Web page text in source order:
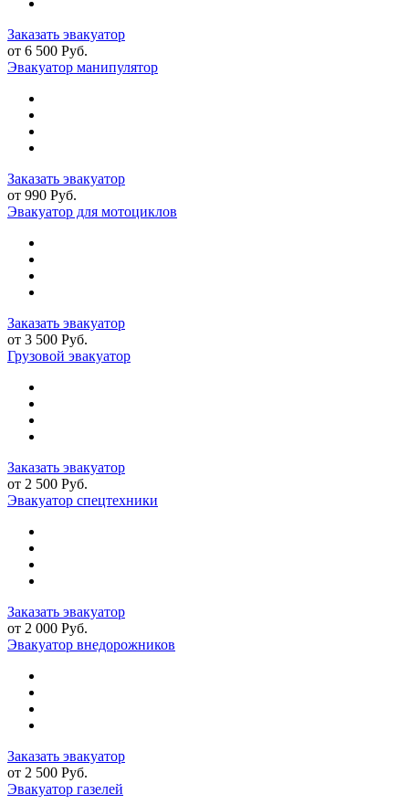
Заказать эвакуатор
от 6 500 Руб.
Эвакуатор манипулятор
Заказать эвакуатор
от 990 Руб.
Эвакуатор для мотоциклов
Заказать эвакуатор
от 3 500 Руб.
Грузовой эвакуатор
Заказать эвакуатор
от 2 500 Руб.
Эвакуатор спецтехники
Заказать эвакуатор
от 2 000 Руб.
Эвакуатор внедорожников
Заказать эвакуатор
от 2 500 Руб.
Эвакуатор газелей